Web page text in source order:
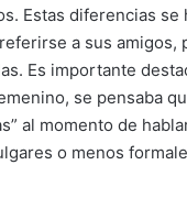
Estas diferencias se
a sus amigos,
Es importante
se pensaba
al momento de
o menos